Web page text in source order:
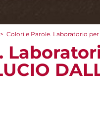
> Colori e Parole. Laboratorio